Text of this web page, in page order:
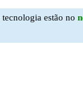
tecnologia estão no